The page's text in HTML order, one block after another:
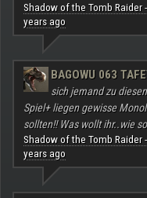
Shadow of the Tomb Raider
years ago
BAGOWU 063
sich jemand zu
Spiel+ liegen gewisse
sollten!! Was wollt ihr..wie
Shadow of the Tomb Raider
years ago